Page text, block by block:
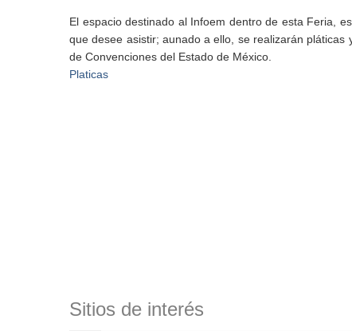
El espacio destinado al Infoem dentro de esta Feria,
que desee asistir; aunado a ello, se realizarán
de Convenciones del Estado de México.
Platicas
Sitios de interés